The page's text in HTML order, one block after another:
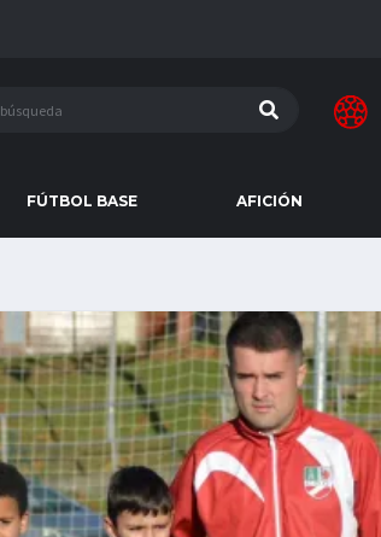
FÚTBOL BASE AFICIÓN